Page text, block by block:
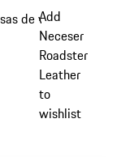
de viaje
Add
Neceser
Roadster
Leather
to
wishlist